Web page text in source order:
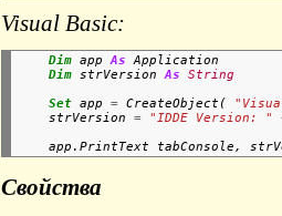
Visual Basic:
Dim app As Application
Dim strVersion As
String
Set app = CreateObject(
    strVersion
= "IDDE Version: "
Свойства